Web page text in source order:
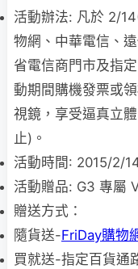
活動辦法: 凡於 2/
物網、中華電信、
省電信商門市及指
動期間購機發票或
視鏡，享受逼真立
止)。
活動時間: 2015/2/
活動贈品: G3 專屬
贈送方式：
隨貨送-FriDay購物
買就送-指定百貨通